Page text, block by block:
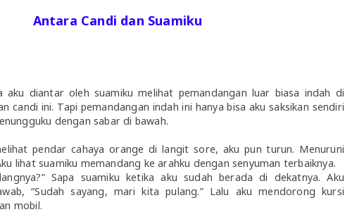
Antara Candi dan Suamiku
aku diantar oleh suamiku melihat pemandangan luar biasa indah di
candi ini. Tapi pemandangan indah ini hanya bisa aku saksikan sendiri
dengan sabar di bawah.
pendar cahaya orange di langit sore, aku pun turun. Menuruni
lihat suamiku memandang ke arahku dengan senyuman terbaiknya.
Sapa suamiku ketika aku sudah berada di dekatnya. Aku
“Sudah sayang, mari kita pulang.” Lalu aku mendorong kursi
mobil.